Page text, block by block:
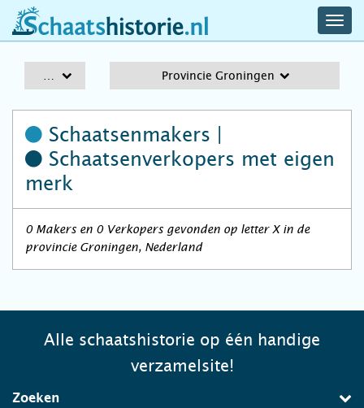
schaatshistorie.nl
Provincie Groningen
Schaatsenmakers |
Schaatsenverkopers met eigen
merk
0 Makers en 0 Verkopers gevonden op letter X in de
provincie Groningen, Nederland
Alle schaatshistorie op één handige
verzamelsite!
Zoeken